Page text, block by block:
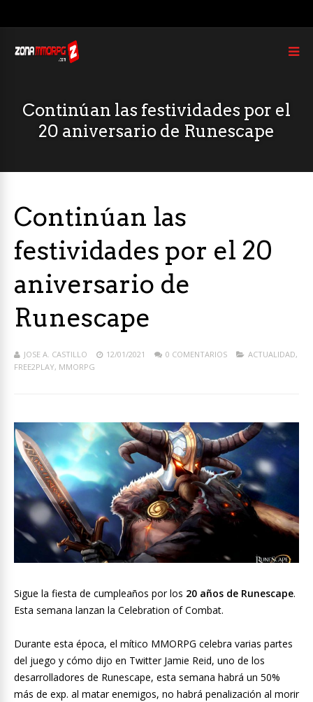
Continúan las festividades por el
20 aniversario de Runescape
Continúan las
festividades por el 20
aniversario de
Runescape
JOSE A. CASTILLO 12/01/2021 0 COMENTARIOS ACTUALIDAD,
FREE2PLAY, MMORPG
Sigue la fiesta de cumpleaños por los 20 años de Runescape.
Esta semana lanzan la Celebration of Combat.
Durante esta época, el mítico MMORPG celebra varias partes
del juego y cómo dijo en Twitter Jamie Reid, uno de los
desarrolladores de Runescape, esta semana habrá un 50%
más de exp. al matar enemigos, no habrá penalización al morir